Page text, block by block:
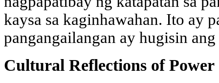
kaysa sa kaginhawahan. Ito ay
pangangailangan ay hugisin
Cultural Reflections of Power